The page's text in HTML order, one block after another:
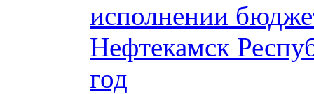
исполнении
Нефтекамск
год